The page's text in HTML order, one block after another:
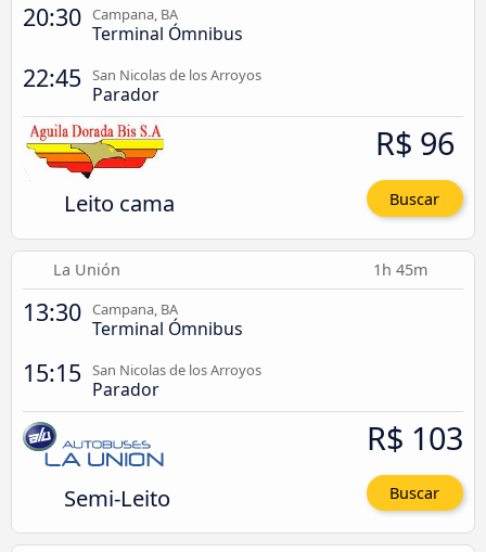
20:30 Campana, BA
Terminal Ómnibus
22:45 San Nicolas de los Arroyos
Parador
Leito cama
R$ 96
Buscar
La Unión 1h 45m
13:30 Campana, BA
Terminal Ómnibus
15:15 San Nicolas de los Arroyos
Parador
Semi-Leito
R$ 103
Buscar